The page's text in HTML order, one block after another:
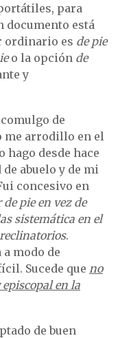
para
documento está
ordinario es de pie
o la opción de
y
de
me arrodillo en el
desde hace
abuelo y de mi
concesivo en
pie en vez de
sistemática en el
.
modo de
Sucede que no
en la
de buen